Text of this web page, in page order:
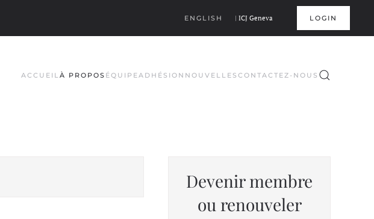
ENGLISH | ICJ Geneva LOGIN
ACCUEIL À PROPOS ÉQUIPEADHÉSION NOUVELLES CONTACTEZ-NOUS
Devenir membre
ou renouveler